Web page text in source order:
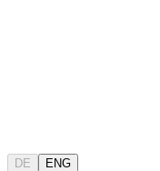
DE ENG